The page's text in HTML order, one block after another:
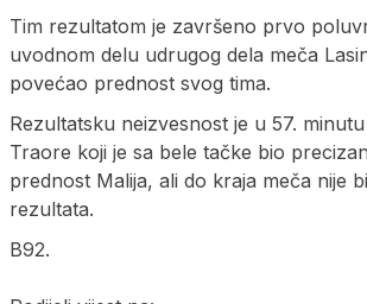
Tim rezultatom je završeno prvo
uvodnom delu udrugog dela meča
povećao prednost svog tima.
Rezultatsku neizvesnost je u 57.
Traore koji je sa bele tačke bio
prednost Malija, ali do kraja meča nije
rezultata.
B92.